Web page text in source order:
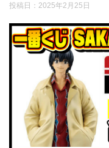
投稿日： 2025年2月25日